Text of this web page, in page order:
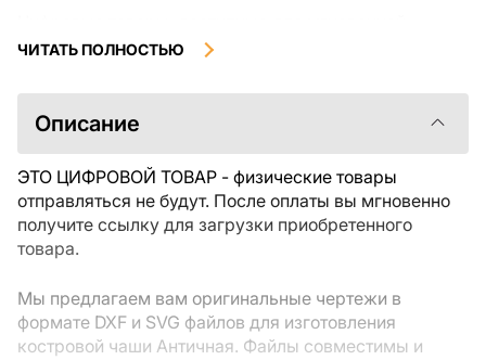
загрузки, не подлежат возврату или обмену после их
ознакомиться с описанием товара и задать все
интересующие Вас вопросы перед покупкой. Если у
свяжитесь с продавцом напрямую.
ЧИТАТЬ ПОЛНОСТЬЮ
Описание
ЭТО ЦИФРОВОЙ ТОВАР - физические товары
отправляться не будут. После оплаты вы мгновенно
получите ссылку для загрузки приобретенного
товара.
Мы предлагаем вам оригинальные чертежи в
формате DXF и SVG файлов для изготовления
костровой чаши Античная. Файлы совместимы и